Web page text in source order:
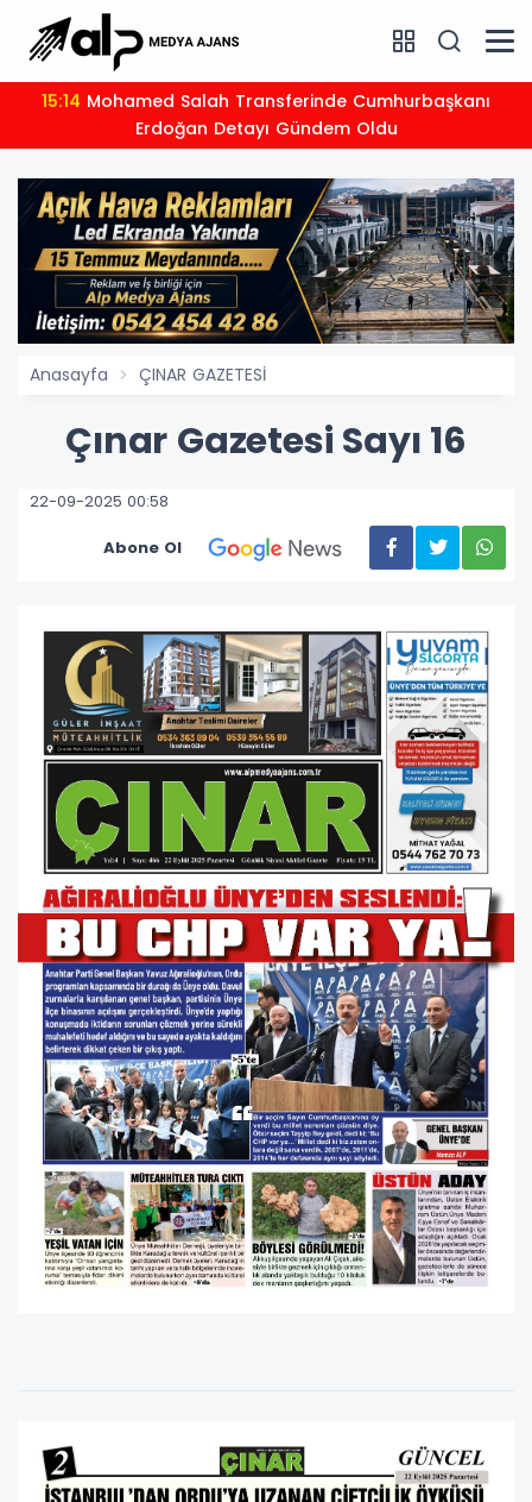
Detayı Gündem Oldu
16:00Mercan Köşk Dizisinin Konusu Nedir, Oyuncu
Anasayfa ÇINAR GAZETESİ
Çınar Gazetesi Sayı 16
22-09-2025 00:58
Abone Ol